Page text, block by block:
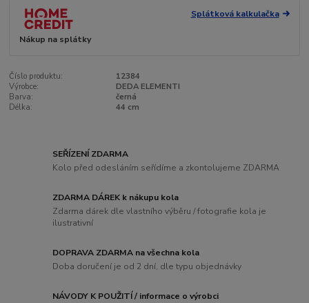
Splátková kalkulačka
Nákup na splátky
Číslo produktu:
12384
Výrobce:
DEDA ELEMENTI
Barva:
černá
Délka:
44 cm
SEŘÍZENÍ ZDARMA
Kolo před odesláním seřídíme a zkontolujeme ZDARMA
ZDARMA DÁREK k nákupu kola
Zdarma dárek dle vlastního výběru / fotografie kola je
ilustrativní
DOPRAVA ZDARMA na všechna kola
Doba doručení je od 2 dní, dle typu objednávky
NÁVODY K POUŽITÍ / informace o výrobci